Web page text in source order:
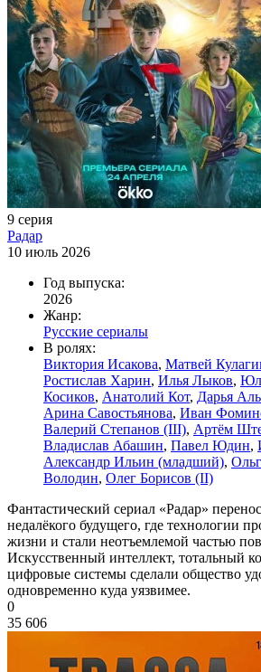
9 серия
Радар
10 июль 2026
Год выпуска:
2026
Жанр:
Русские сериалы
В ролях:
Виктория Исакова, Матвей
Ростислав Харин, Илья Лыков,
Косиков, Анатолий Кот, Дарья
Арина Савостьянова, Иван
Валерий Степанов (III), Артём
Владислав Абашин, Павел Юдин,
Александр Ильин (младший),
Володин, Олег Борисов (II)
Фантастический сериал «Радар»
недалёкого будущего, где технологии
жизни и стали неотъемлемой частью
Искусственный интеллект, тотальный
цифровые системы сделали общество
одновременно куда уязвимее.
0
35 606